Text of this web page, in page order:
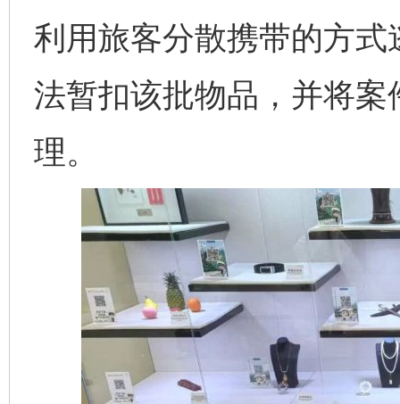
利用旅客分散携带的方
法暂扣该批物品，并将
理。